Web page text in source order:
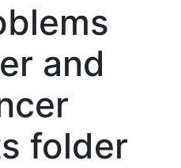
and
folder